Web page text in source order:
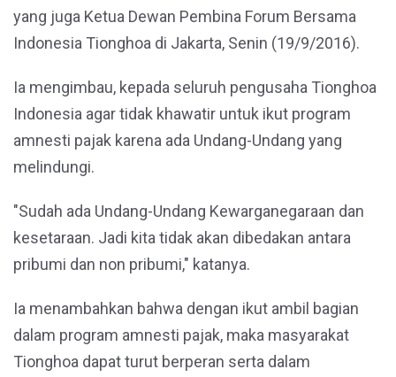
yang juga Ketua Dewan Pembina Forum Bersama
Indonesia Tionghoa di Jakarta, Senin (19/9/2016).
Ia mengimbau, kepada seluruh pengusaha Tionghoa
Indonesia agar tidak khawatir untuk ikut program
amnesti pajak karena ada Undang-Undang yang
melindungi.
"Sudah ada Undang-Undang Kewarganegaraan dan
kesetaraan. Jadi kita tidak akan dibedakan antara
pribumi dan non pribumi," katanya.
Ia menambahkan bahwa dengan ikut ambil bagian
dalam program amnesti pajak, maka masyarakat
Tionghoa dapat turut berperan serta dalam